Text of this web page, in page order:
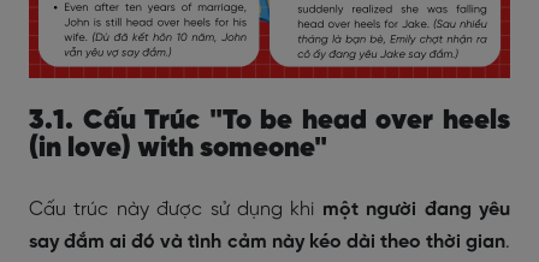
3.1. Cấu Trúc "To be head over heels
(in love) with someone"
Cấu trúc này được sử dụng khi một người đang yêu
say đắm ai đó và tình cảm này kéo dài theo thời gian.